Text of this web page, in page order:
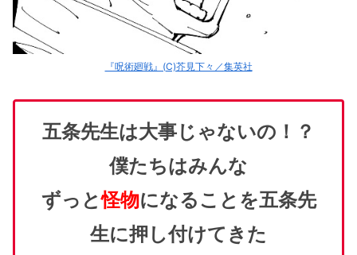
『呪術廻戦』(C)芥見下々／集英社
五条先生は大事じゃないの！？
僕たちはみんな
ずっと怪物になることを五条先
生に押し付けてきた